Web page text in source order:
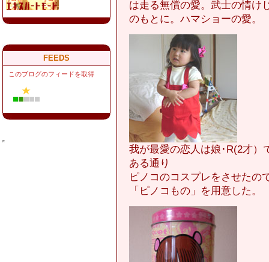
は走る無償の愛。武士の情け
のもとに。ハマショーの愛。
我が最愛の恋人は娘･R(2才）
ある通り
ピノコのコスプレをさせたの
「ピノコもの」を用意した。
FEEDS
このブログのフィードを取得